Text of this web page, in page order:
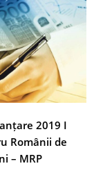
2019 I
Românii de
– MRP